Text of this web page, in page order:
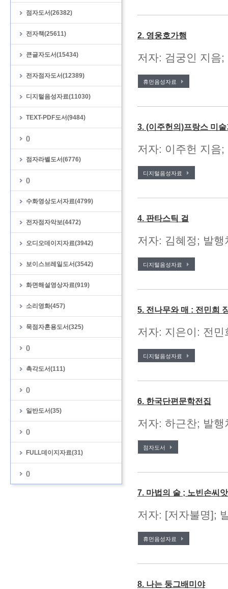
점자도서(26382)
전자책(25611)
큰글자도서(15434)
전자점자도서(12389)
디지털음성자료(11030)
TEXT-PDF도서(9484)
()
점자라벨도서(6776)
()
수화영상도서자료(4799)
전자점자악보(4472)
오디오데이지자료(3942)
보이스브레일도서(3542)
화면해설영상자료(919)
소리영화(457)
묵점자혼용도서(325)
()
촉각도서(111)
()
일반도서(35)
()
FULL데이지자료(31)
()
2. 영웅호가행
저자: 검궁인 지음
휴먼음성자료
3. (이주헌의)프랑스 미
저자: 이주헌 지음
디지털음성자료
4. 판타스틱 걸
저자: 김혜정; 발
디지털음성자료
5. 전나무와 매 : 전민희
저자: 지은이: 전
디지털음성자료
6. 한국단편문학전집
저자: 하근찬; 발
점자도서
7. 마법의 술 ; 노빈손씨
저자: [저자불명];
휴먼음성자료
8. 나는 둥그배미야